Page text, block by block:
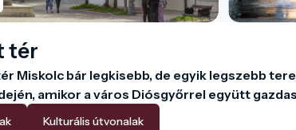
tér
Miskolc bár legkisebb, de egyik legszebb
amikor a város Diósgyőrrel együtt
Kulturális útvonalak